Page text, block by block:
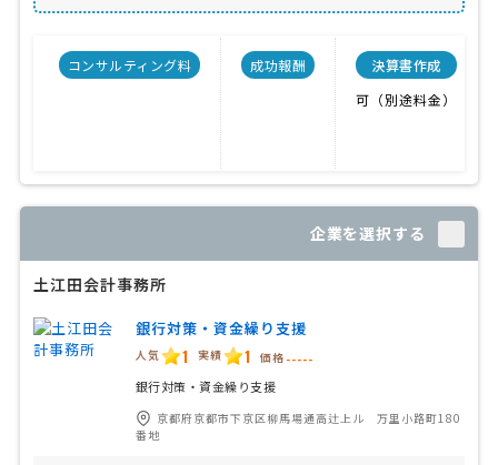
コンサルティング料 成功報酬
決算書作成
可（別途料金）
企業を選択する
土江田会計事務所
銀行対策・資金繰り支援
人気 1 実績 1 価格 -----
銀行対策・資金繰り支援
京都府京都市下京区柳馬場通高辻上ル 万里小路町180
番地